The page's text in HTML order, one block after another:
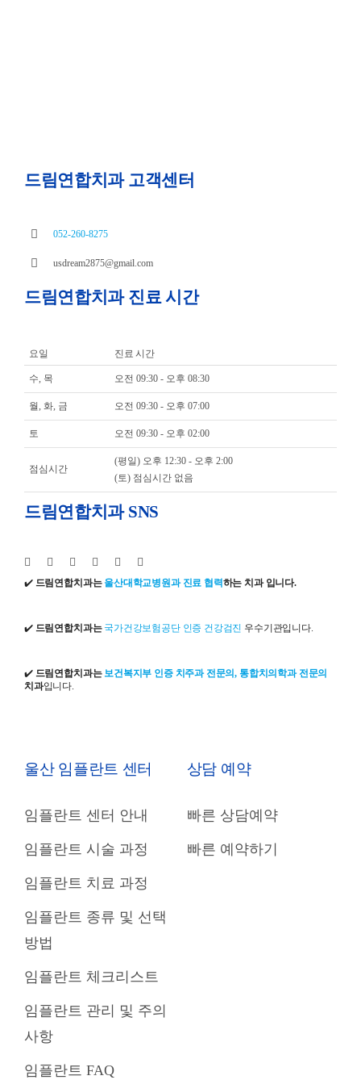
드림연합치과 고객센터
052-260-8275
usdream2875@gmail.com
드림연합치과 진료 시간
요일 진료 시간
수, 목 오전 09:30 - 오후 08:30
월, 화, 금 오전 09:30 - 오후 07:00
토 오전 09:30 - 오후 02:00
점심시간
(평일) 오후 12:30 - 오후 2:00
(토) 점심시간 없음
드림연합치과 SNS
✔️ 드림연합치과는 울산대학교병원과 진료 협력하는 치과 입니다.
✔️ 드림연합치과는 국가건강보험공단 인증 건강검진 우수기관입니다.
✔️ 드림연합치과는보건복지부 인증 치주과 전문의, 통합치의학과 전문의
치과입니다.
울산 임플란트 센터
임플란트 센터 안내
임플란트 시술 과정
임플란트 치료 과정
임플란트 종류 및 선택
방법
임플란트 체크리스트
임플란트 관리 및 주의
사항
임플란트 FAQ
상담 예약
빠른 상담예약
빠른 예약하기